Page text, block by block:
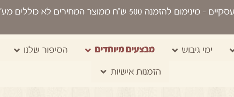
- מינימום להזמנה 500 ש“ח ממוצר המחירים לא כוללים מע"מ, מיתוג, משלוח, שקיות נשיאה
ימי גיבוש מבצעים מיוחדים הסיפור שלנו
הזמנות אישיות